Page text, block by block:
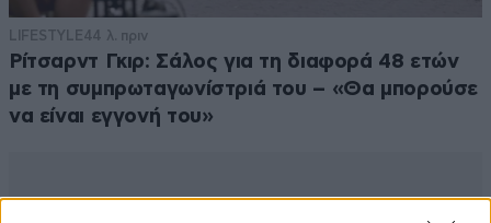
LIFESTYLE44 λ. πριν
Ρίτσαρντ Γκιρ: Σάλος για τη διαφορά 48 ετών
με τη συμπρωταγωνίστριά του – «Θα μπορούσε
να είναι εγγονή του»